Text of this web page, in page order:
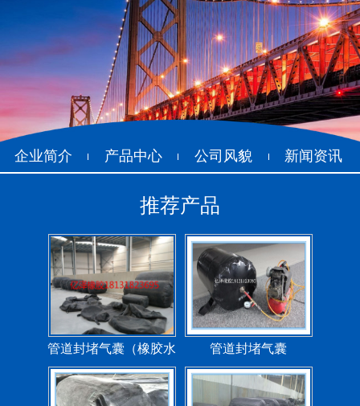
企业简介 产品中心 公司风貌 新闻资讯
推荐产品
管道封堵气囊（橡胶水
堵）
管道封堵气囊